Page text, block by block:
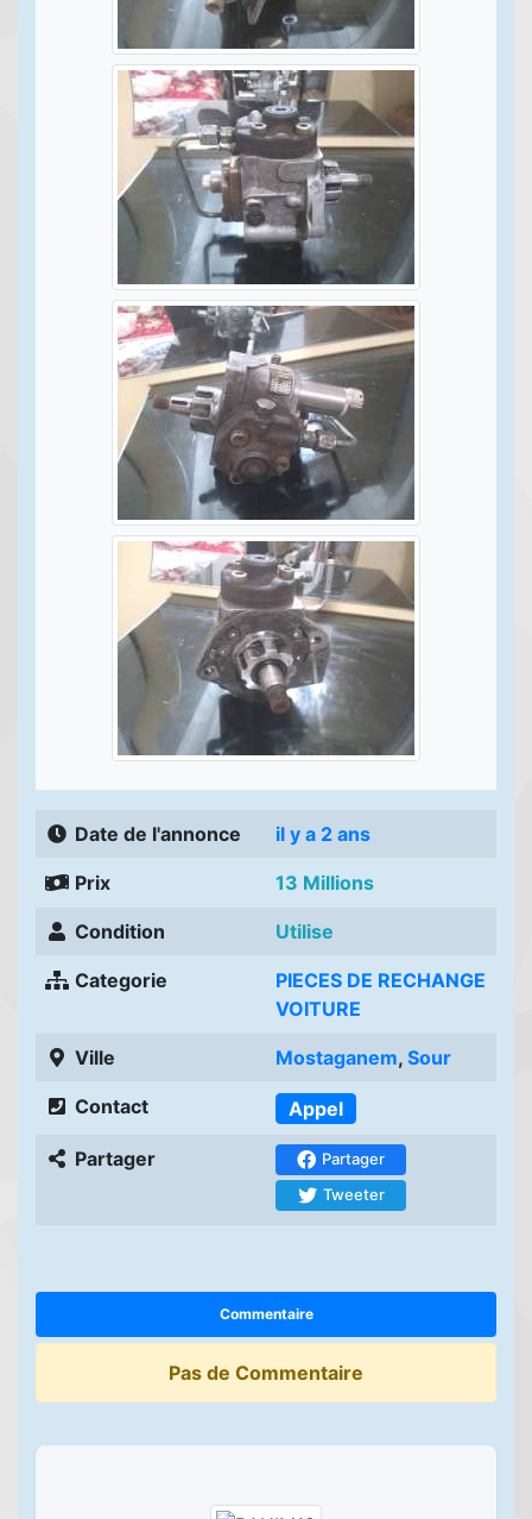
Date de l'annonce il y a 2 ans
Prix 13 Millions
Condition Utilise
Categorie
PIECES DE RECHANGE
VOITURE
Ville Mostaganem, Sour
Contact Appel
Partager
Partager
Tweeter
Commentaire
Pas de Commentaire